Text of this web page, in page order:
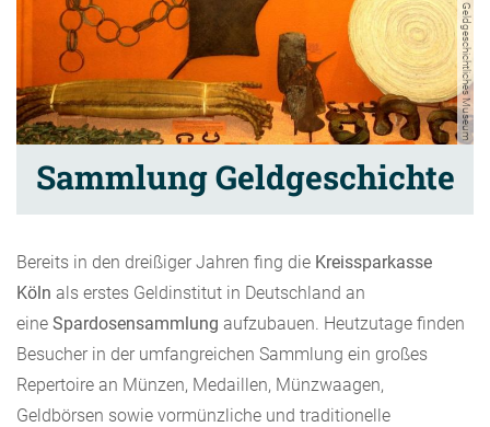
Geldgeschichtliches Museum
Sammlung Geldgeschichte
Bereits in den dreißiger Jahren fing die Kreissparkasse
Köln als erstes Geldinstitut in Deutschland an
eine Spardosensammlung aufzubauen. Heutzutage finden
Besucher in der umfangreichen Sammlung ein großes
Repertoire an Münzen, Medaillen, Münzwaagen,
Geldbörsen sowie vormünzliche und traditionelle